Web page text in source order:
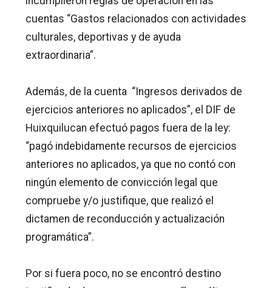
cuentas “Gastos relacionados con actividades
culturales, deportivas y de ayuda
extraordinaria”.
Además, de la cuenta “Ingresos derivados de
ejercicios anteriores no aplicados”, el DIF de
Huixquilucan efectuó pagos fuera de la ley:
“pagó indebidamente recursos de ejercicios
anteriores no aplicados, ya que no contó con
ningún elemento de convicción legal que
compruebe y/o justifique, que realizó el
dictamen de reconducción y actualización
programática”.
Por si fuera poco, no se encontró destino